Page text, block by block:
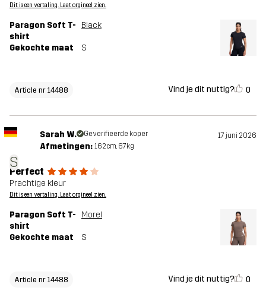
Dit is een vertaling. Laat orgineel zien.
Paragon Soft T-
shirt
Black
Gekochte maat S
Article nr 14488 Vind je dit nuttig? 0
S
Sarah W. Geverifieerde koper 17 juni 2026
Afmetingen: 162cm, 67kg
Perfect
Prachtige kleur
Dit is een vertaling. Laat orgineel zien.
Paragon Soft T-
shirt
Morel
Gekochte maat S
Article nr 14488 Vind je dit nuttig? 0